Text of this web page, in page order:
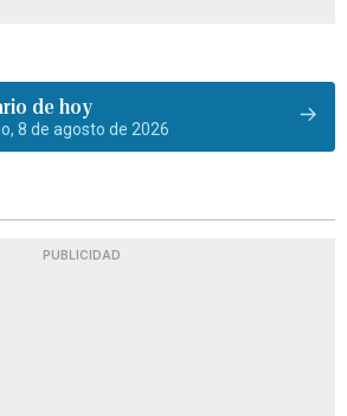
de hoy
8 de agosto de 2026
PUBLICIDAD